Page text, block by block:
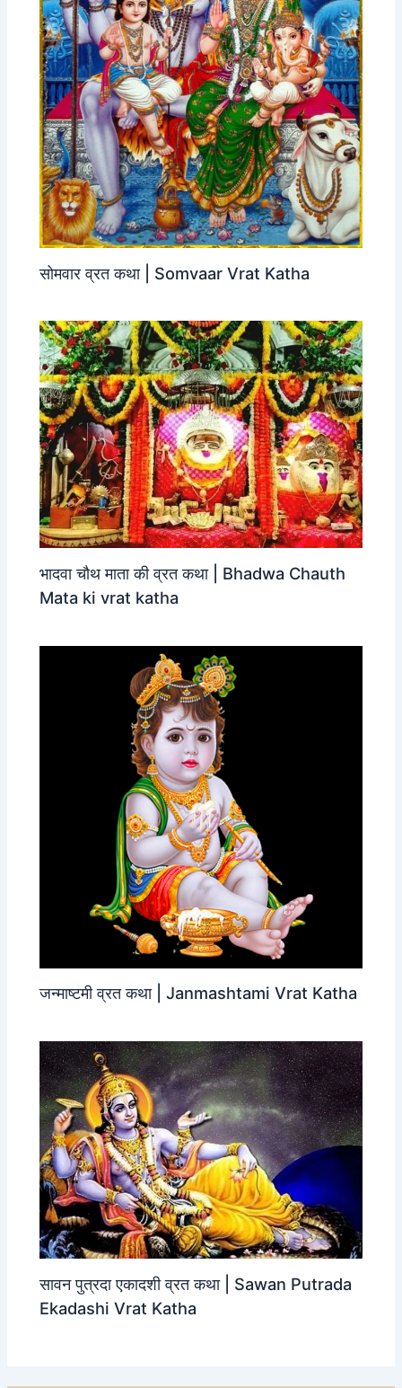
सोमवार व्रत कथा | Somvaar Vrat Katha
भादवा चौथ माता की व्रत कथा | Bhadwa Chauth
Mata ki vrat katha
जन्‍माष्‍टमी व्रत कथा | Janmashtami Vrat Katha
सावन पुत्रदा एकादशी व्रत कथा | Sawan Putrada
Ekadashi Vrat Katha